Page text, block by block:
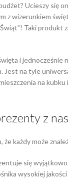
Ucieszy się
z wizerunkiem
Taki
i jednocześnie
na tyle
na
z
każdy może
się
wysokiej